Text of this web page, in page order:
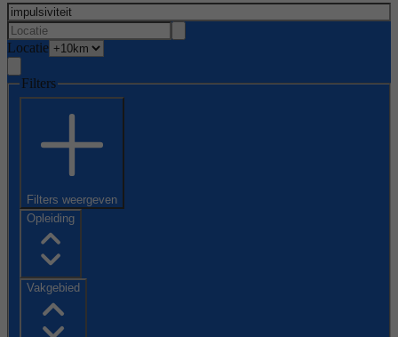
Locatie
Filters
Filters weergeven
Opleiding
Vakgebied